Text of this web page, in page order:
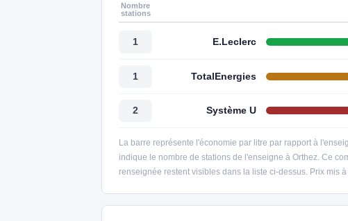
Nombre
stations
1 E.Leclerc
1 TotalEnergies
2 Système U
La barre représente l'économie par litre par rapport à
indique le nombre de stations de l'enseigne à Orthez. Ce
renseignée restent visibles dans la liste ci-dessus. Prix mis